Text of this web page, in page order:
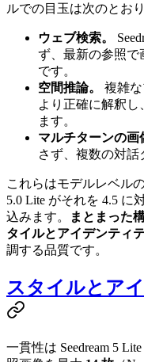
ルでの目玉は次のとおり
ウェブ検索。
ず、最新の参照で
です。
空間推論。
複雑
より正確に解釈
ます。
マルチターンの画
さず、複数の対話
これらはモデルレベル
5.0 Lite がそれを 4.5 に
込みます。
まとまった
タイルとアイデンティ
調する品質です。
スタイルとア
一貫性は Seedream 5